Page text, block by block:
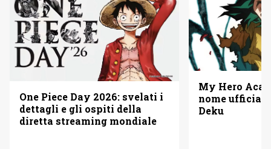
One Piece Day 2026: svelati i
dettagli e gli ospiti della
diretta streaming mondiale
My Hero
nome
Deku